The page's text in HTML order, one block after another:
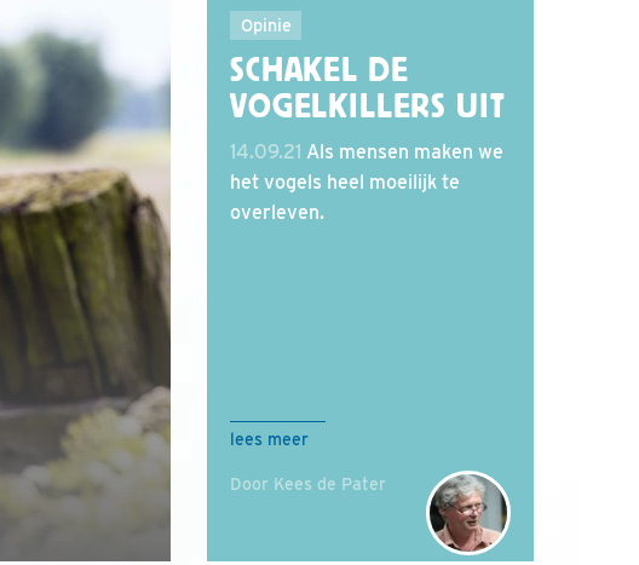
Opinie
SCHAKEL DE
VOGELKILLERS UIT
14.09.21 Als mensen maken we
het vogels heel moeilijk te
overleven.
lees meer
Door Kees de Pater